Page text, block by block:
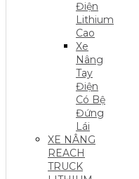
Điện
Lithium
Cao
Xe
Nâng
Tay
Điện
Có Bệ
Đứng
Lái
XE NÂNG
REACH
TRUCK